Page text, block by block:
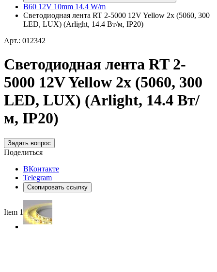
B60 12V 10mm 14.4 W/m
Светодиодная лента RT 2-5000 12V Yellow 2x (5060, 300
LED, LUX) (Arlight, 14.4 Вт/м, IP20)
Арт.: 012342
Светодиодная лента RT 2-
5000 12V Yellow 2x (5060, 300
LED, LUX) (Arlight, 14.4 Вт/
м, IP20)
Задать вопрос
Поделиться
ВКонтакте
Telegram
Скопировать ссылку
Item 1 of 4